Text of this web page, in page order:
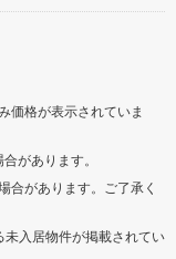
価格が表示されていま
があります。
合があります。ご了承く
未入居物件が掲載されてい